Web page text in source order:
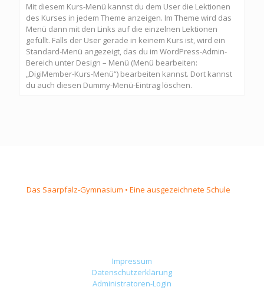
Mit diesem Kurs-Menü kannst du dem User die Lektionen
des Kurses in jedem Theme anzeigen. Im Theme wird das
Menü dann mit den Links auf die einzelnen Lektionen
gefüllt. Falls der User gerade in keinem Kurs ist, wird ein
Standard-Menü angezeigt, das du im WordPress-Admin-
Bereich unter Design – Menü (Menü bearbeiten:
„DigiMember-Kurs-Menü“) bearbeiten kannst. Dort kannst
du auch diesen Dummy-Menü-Eintrag löschen.
Das Saarpfalz-Gymnasium • Eine ausgezeichnete Schule
Impressum
Datenschutzerklärung
Administratoren-Login